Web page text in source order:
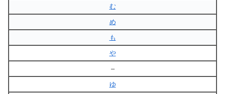
む
め
も
や
–
ゆ